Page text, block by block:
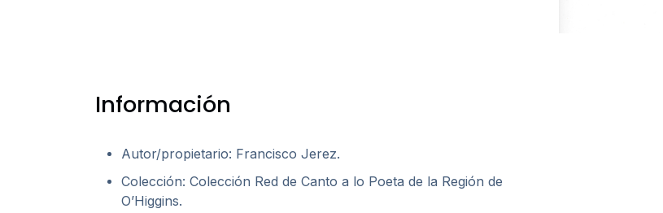
Información
Autor/propietario: Francisco Jerez.
Colección: Colección Red de Canto a lo Poeta de la Región de
O’Higgins.